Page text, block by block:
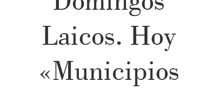
Laicos. Hoy
«Municipios